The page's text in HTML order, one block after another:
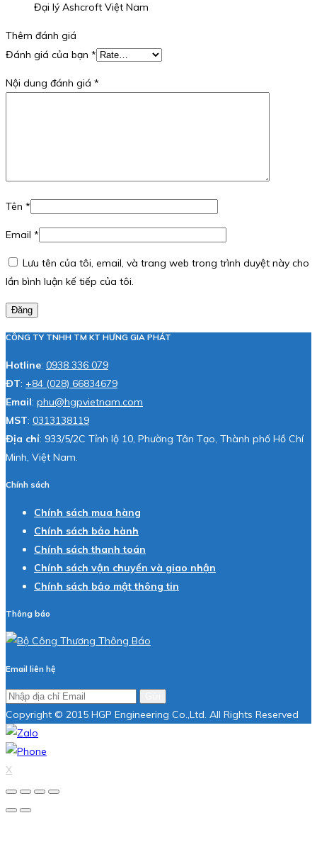
Đại lý Ashcroft Việt Nam
Thêm đánh giá
Đánh giá của bạn *
Nội dung đánh giá *
Tên *
Email *
Lưu tên của tôi, email, và trang web trong trình duyệt này cho
lần bình luận kế tiếp của tôi.
Đăng
CÔNG TY TNHH TM KT HƯNG GIA PHÁT
Hotline: 0938 336 079
ĐT: +84 (028) 66834679
Email: phu@hgpvietnam.com
MST: 0313138119
Địa chỉ: 933/5/2C Tỉnh lộ 10, Phường Tân Tạo, Thành phố Hồ Chí
Minh, Việt Nam.
Chính sách
Chính sách mua hàng
Chính sách bảo hành
Chính sách thanh toán
Chính sách vận chuyển và giao nhận
Chính sách bảo mật thông tin
Thông báo
Email liên hệ
Copyright © 2015 HGP Engineering Co.,Ltd. All Rights Reserved
X